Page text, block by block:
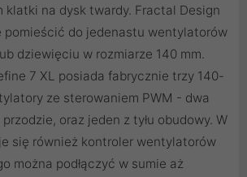
klatki na dysk twardy. Fractal Design
pomieścić do jedenastu wentylatorów
dziewięciu w rozmiarze 140 mm.
7 XL posiada fabrycznie trzy 140-
ze sterowaniem PWM - dwa
oraz jeden z tyłu obudowy. W
się również kontroler wentylatorów
można podłączyć w sumie aż